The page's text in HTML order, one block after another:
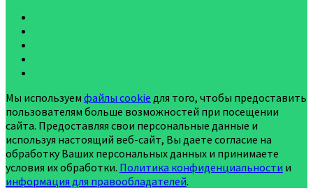
Мы используем файлы cookie для того, чтобы предоставить
пользователям больше возможностей при посещении
сайта. Предоставляя свои персональные данные и
используя настоящий веб-сайт, Вы даете согласие на
обработку Ваших персональных данных и принимаете
условия их обработки. Политика конфиденциальности и
информация для правообладателей.